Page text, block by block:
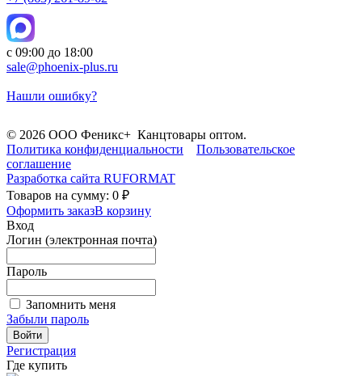
с 09:00 до 18:00
sale@phoenix-plus.ru
Нашли ошибку?
© 2026 ООО Феникс+ Канцтовары оптом.
Политика конфиденциальности
Пользовательское
соглашение
Разработка сайта RUFORMAT
Товаров на сумму: 0 ₽
Оформить заказВ корзину
Вход
Логин (электронная почта)
Пароль
Запомнить меня
Забыли пароль
Войти
Регистрация
Где купить